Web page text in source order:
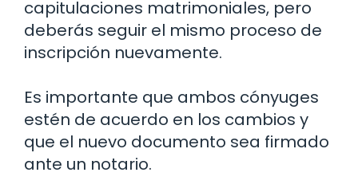
capitulaciones matrimoniales, pero
deberás seguir el mismo proceso de
inscripción nuevamente.
Es importante que ambos cónyuges
estén de acuerdo en los cambios y
que el nuevo documento sea firmado
ante un notario.